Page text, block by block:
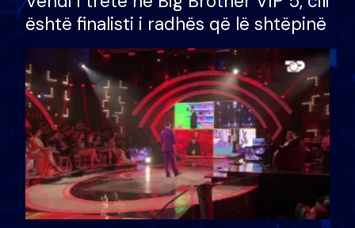
është finalisti i radhës që lë shtëpinë